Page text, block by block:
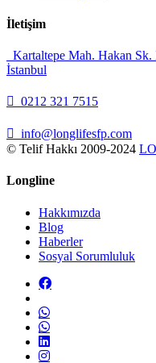
İletişim
Kartaltepe Mah. Hakan
İstanbul
0212 321 7515
info@longlifesfp.com
© Telif Hakkı 2009-2024
Longline
Hakkımızda
Blog
Haberler
Sosyal Sorumluluk